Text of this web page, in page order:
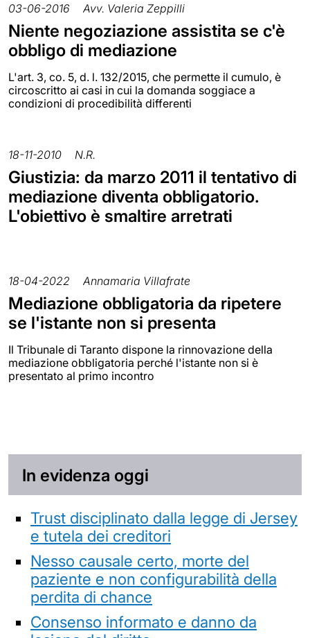
03-06-2016 Avv. Valeria Zeppilli
Niente negoziazione assistita se c'è
obbligo di mediazione
L'art. 3, co. 5, d. l. 132/2015, che permette il cumulo, è
circoscritto ai casi in cui la domanda soggiace a
condizioni di procedibilità differenti
18-11-2010 N.R.
Giustizia: da marzo 2011 il tentativo di
mediazione diventa obbligatorio.
L'obiettivo è smaltire arretrati
18-04-2022 Annamaria Villafrate
Mediazione obbligatoria da ripetere
se l'istante non si presenta
Il Tribunale di Taranto dispone la rinnovazione della
mediazione obbligatoria perché l'istante non si è
presentato al primo incontro
In evidenza oggi
Trust disciplinato dalla legge di Jersey
e tutela dei creditori
Nesso causale certo, morte del
paziente e non configurabilità della
perdita di chance
Consenso informato e danno da